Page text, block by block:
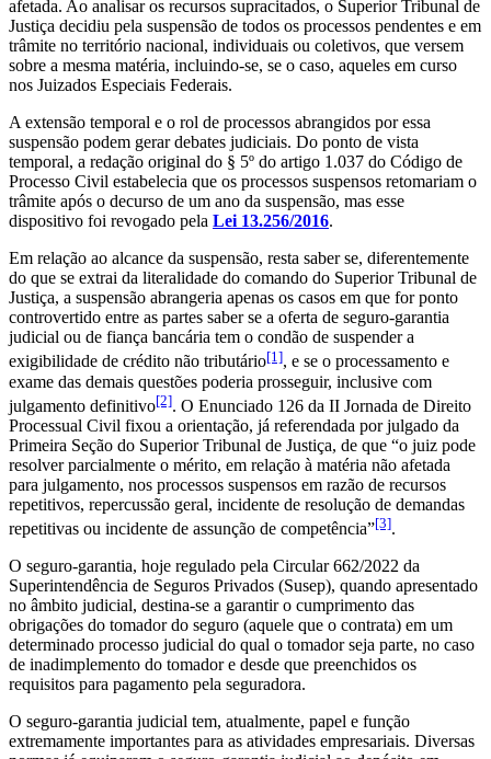
afetada. Ao analisar os recursos supracitados, o Superior Tribunal de
Justiça decidiu pela suspensão de todos os processos pendentes e em
trâmite no território nacional, individuais ou coletivos, que versem
sobre a mesma matéria, incluindo-se, se o caso, aqueles em curso
nos Juizados Especiais Federais.
A extensão temporal e o rol de processos abrangidos por essa
suspensão podem gerar debates judiciais. Do ponto de vista
temporal, a redação original do § 5º do artigo 1.037 do Código de
Processo Civil estabelecia que os processos suspensos retomariam o
trâmite após o decurso de um ano da suspensão, mas esse
dispositivo foi revogado pela Lei 13.256/2016.
Em relação ao alcance da suspensão, resta saber se, diferentemente
do que se extrai da literalidade do comando do Superior Tribunal de
Justiça, a suspensão abrangeria apenas os casos em que for ponto
controvertido entre as partes saber se a oferta de seguro-garantia
judicial ou de fiança bancária tem o condão de suspender a
exigibilidade de crédito não tributário[1], e se o processamento e
exame das demais questões poderia prosseguir, inclusive com
julgamento definitivo[2]. O Enunciado 126 da II Jornada de Direito
Processual Civil fixou a orientação, já referendada por julgado da
Primeira Seção do Superior Tribunal de Justiça, de que “o juiz pode
resolver parcialmente o mérito, em relação à matéria não afetada
para julgamento, nos processos suspensos em razão de recursos
repetitivos, repercussão geral, incidente de resolução de demandas
repetitivas ou incidente de assunção de competência”[3].
O seguro-garantia, hoje regulado pela Circular 662/2022 da
Superintendência de Seguros Privados (Susep), quando apresentado
no âmbito judicial, destina-se a garantir o cumprimento das
obrigações do tomador do seguro (aquele que o contrata) em um
determinado processo judicial do qual o tomador seja parte, no caso
de inadimplemento do tomador e desde que preenchidos os
requisitos para pagamento pela seguradora.
O seguro-garantia judicial tem, atualmente, papel e função
extremamente importantes para as atividades empresariais. Diversas